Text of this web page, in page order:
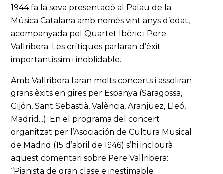
1944 fa la seva presentació al Palau de la
Música Catalana amb només vint anys d’edat,
acompanyada pel Quartet Ibèric i Pere
Vallribera. Les crítiques parlaran d’èxit
importantíssim i inoblidable.
Amb Vallribera faran molts concerts i assoliran
grans èxits en gires per Espanya (Saragossa,
Gijón, Sant Sebastià, València, Aranjuez, Lleó,
Madrid...). En el programa del concert
organitzat per l’Asociación de Cultura Musical
de Madrid (15 d’abril de 1946) s’hi inclourà
aquest comentari sobre Pere Vallribera:
“Pianista de gran clase e inestimable